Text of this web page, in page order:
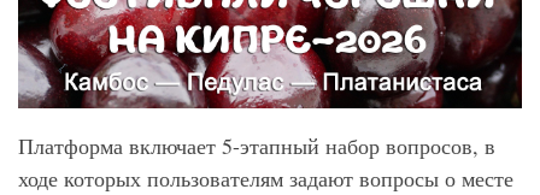
Платформа включает 5-этапный набор вопросов, в
ходе которых пользователям задают вопросы о месте